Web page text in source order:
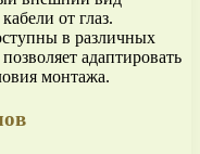
от глаз.
в различных
адаптировать
монтажа.